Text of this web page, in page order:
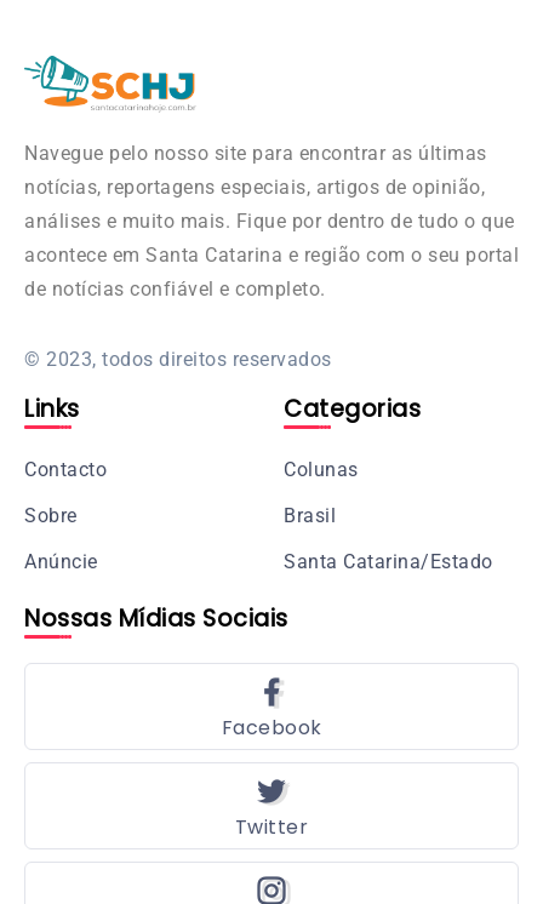
Navegue pelo nosso site para encontrar as últimas
notícias, reportagens especiais, artigos de opinião,
análises e muito mais. Fique por dentro de tudo o que
acontece em Santa Catarina e região com o seu portal
de notícias confiável e completo.
© 2023, todos direitos reservados
Links
Contacto
Sobre
Anúncie
Categorias
Colunas
Brasil
Santa Catarina/Estado
Nossas Mídias Sociais
Facebook
Twitter